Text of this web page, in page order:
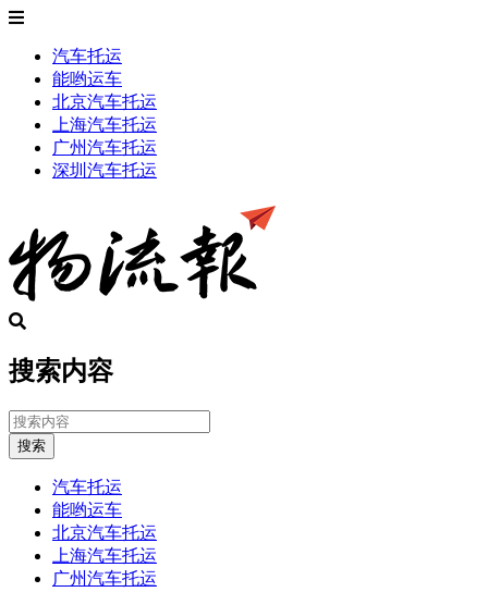
汽车托运
能哟运车
北京汽车托运
上海汽车托运
广州汽车托运
深圳汽车托运
搜索内容
搜索
汽车托运
能哟运车
北京汽车托运
上海汽车托运
广州汽车托运